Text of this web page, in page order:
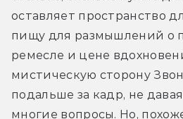
оставляет пространство
пищу для размышлений о
ремесле и цене
мистическую сторону
подальше за кадр, не
многие вопросы. Но,